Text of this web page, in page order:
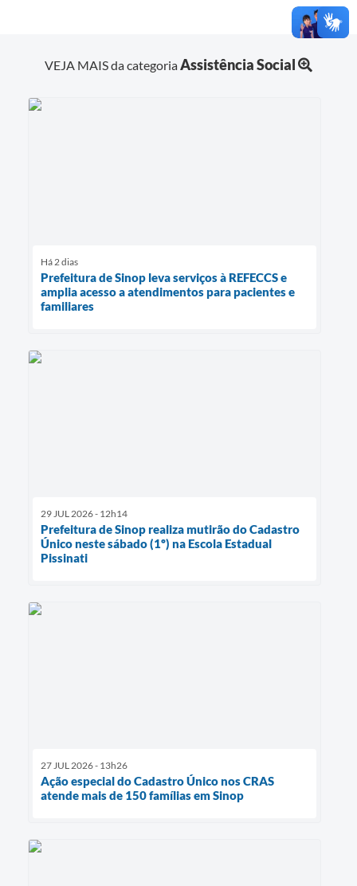
VEJA MAIS da categoriaAssistência Social
Há 2 dias
Prefeitura de Sinop leva serviços à REFECCS e
amplia acesso a atendimentos para pacientes e
familiares
29 JUL 2026 - 12h14
Prefeitura de Sinop realiza mutirão do Cadastro
Único neste sábado (1º) na Escola Estadual
Pissinati
27 JUL 2026 - 13h26
Ação especial do Cadastro Único nos CRAS
atende mais de 150 famílias em Sinop